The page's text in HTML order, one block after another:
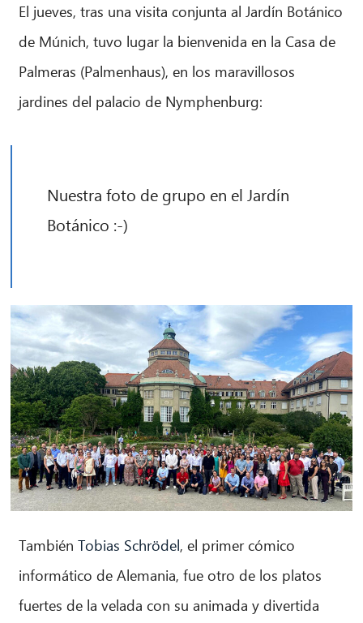
El jueves, tras una visita conjunta al Jardín Botánico
de Múnich, tuvo lugar la bienvenida en la Casa de
Palmeras (Palmenhaus), en los maravillosos
jardines del palacio de Nymphenburg:
Nuestra foto de grupo en el Jardín
Botánico :-)
TambiénTobias Schrödel, el primer cómico
informático de Alemania, fue otro de los platos
fuertes de la velada con su animada y divertida